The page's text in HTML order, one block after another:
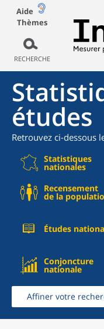
Aide
Thèmes
RECHERCHE
études
Retrouvez ci-dessous
Statistiques
nationales
Recensement
de la
Études
Conjoncture
nationale
Affiner votre